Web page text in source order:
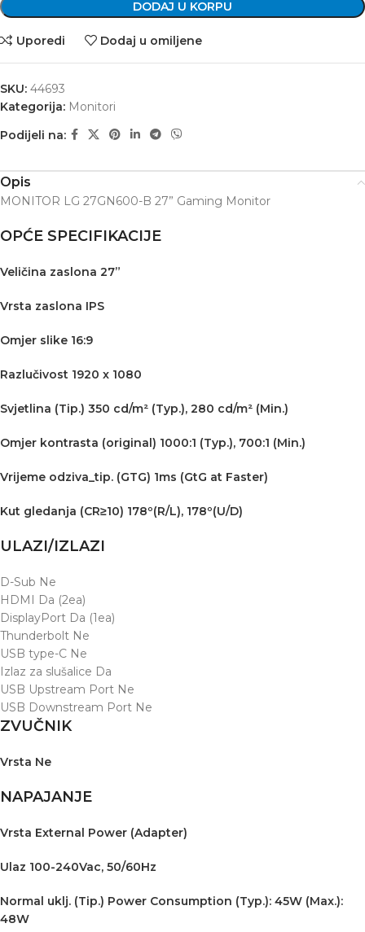
DODAJ U KORPU
Uporedi Dodaj u omiljene
SKU: 44693
Kategorija: Monitori
Podijeli na:
Opis
MONITOR LG 27GN600-B 27” Gaming Monitor
OPĆE SPECIFIKACIJE
Veličina zaslona 27”
Vrsta zaslona IPS
Omjer slike 16:9
Razlučivost 1920 x 1080
Svjetlina (Tip.) 350 cd/m² (Typ.), 280 cd/m² (Min.)
Omjer kontrasta (original) 1000:1 (Typ.), 700:1 (Min.)
Vrijeme odziva_tip. (GTG) 1ms (GtG at Faster)
Kut gledanja (CR≥10) 178º(R/L), 178º(U/D)
ULAZI/IZLAZI
D-Sub Ne
HDMI Da (2ea)
DisplayPort Da (1ea)
Thunderbolt Ne
USB type-C Ne
Izlaz za slušalice Da
USB Upstream Port Ne
USB Downstream Port Ne
ZVUČNIK
Vrsta Ne
NAPAJANJE
Vrsta External Power (Adapter)
Ulaz 100-240Vac, 50/60Hz
Normal uklj. (Tip.) Power Consumption (Typ.): 45W (Max.):
48W